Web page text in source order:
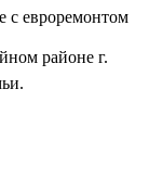
с евроремонтом
районе г.